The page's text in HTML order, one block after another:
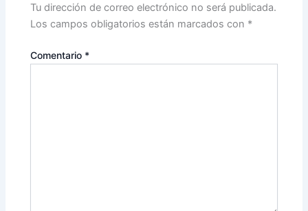
Tu dirección de correo electrónico no será publicada.
Los campos obligatorios están marcados con *
Comentario *